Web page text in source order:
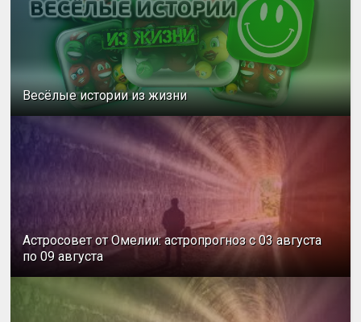
Весёлые истории из жизни
Астросовет от Омелии: астропрогноз с 03 августа
по 09 августа